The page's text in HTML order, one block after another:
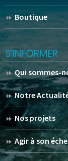
Boutique
S’INFORMER
Qui sommes-
Notre
Nos projets
Agir à son